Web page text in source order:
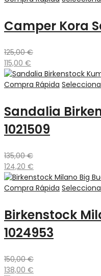
Camper Kora
125,00€
115,00 €
Compra Rápida
Sandalia
1021509
135,00€
124,20 €
Compra Rápida
Birkenstock
1024953
150,00€
138,00 €